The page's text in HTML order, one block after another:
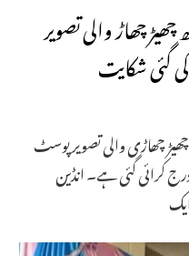
چھیڑ چھاڑ والی تصویر
گئی شکایت
چھیڑ چھاڑی والی تصویر پوسٹ
کرائی گئی ہے۔ انڈین